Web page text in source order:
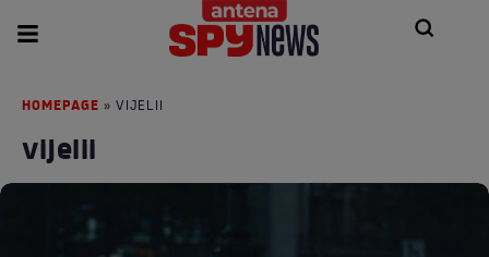
HOMEPAGE » VIJELII
vijelii